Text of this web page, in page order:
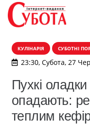
КУЛІНАРІЯ СУБОТНІ
23:30, Субота, 27
Пухкі оладки
опадають:
теплим